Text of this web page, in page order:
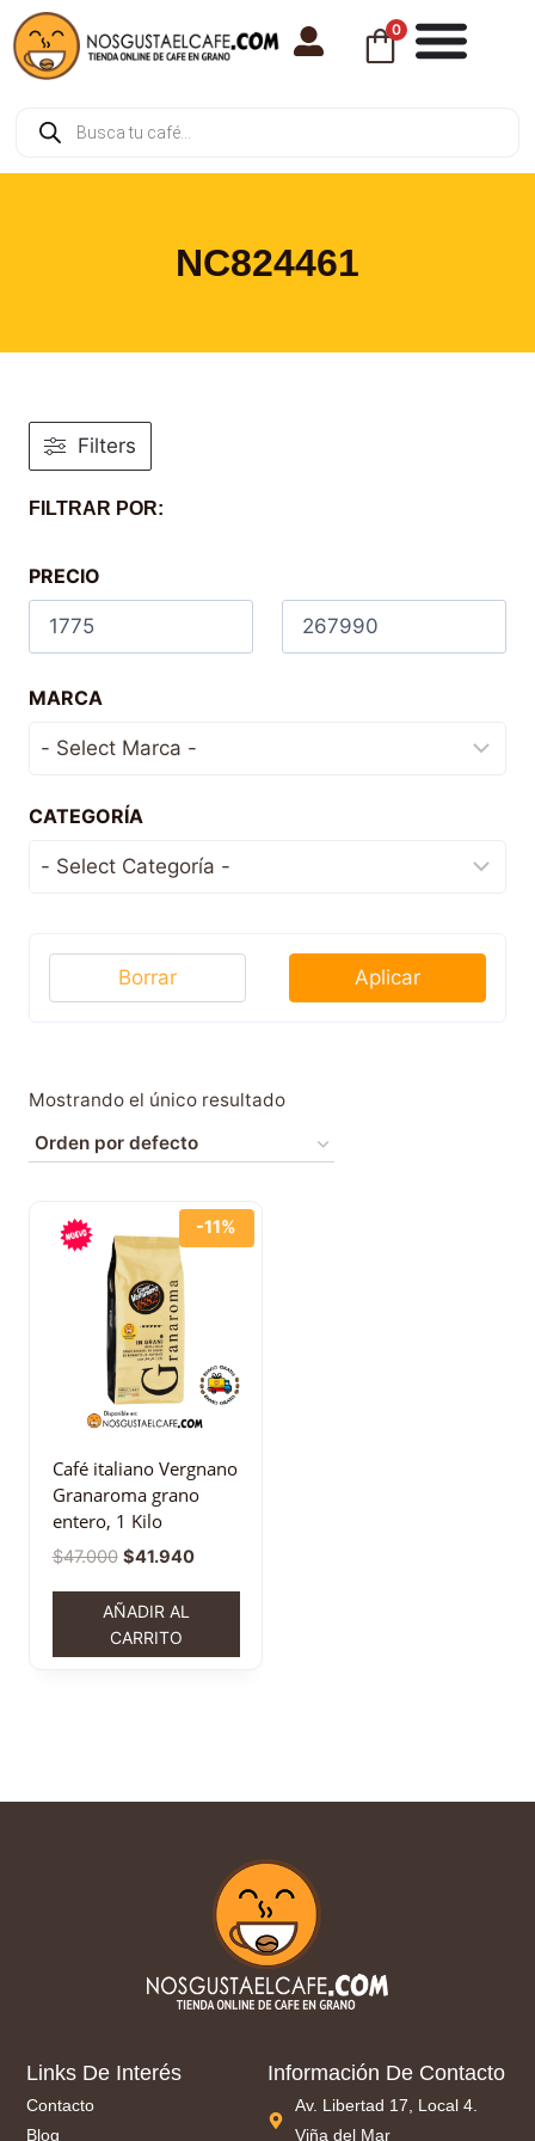
0
NC824461
Mostrando el único resultado
-11%
Café italiano Vergnano
Granaroma grano
entero, 1 Kilo
$47.000 $41.940
AÑADIR AL
CARRITO
Filters
FILTRAR POR:
PRECIO
MARCA
CATEGORÍA
Aplicar
Borrar
Links De Interés
Contacto
Blog
Información De Contacto
Av. Libertad 17, Local 4.
Viña del Mar